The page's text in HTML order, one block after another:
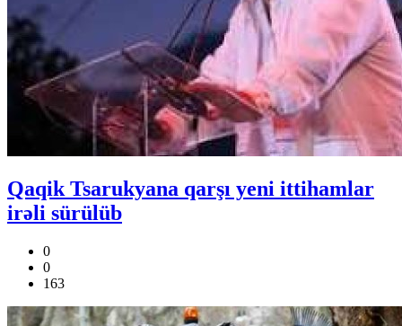
Qaqik Tsarukyana qarşı yeni ittihamlar
irəli sürülüb
0
0
163